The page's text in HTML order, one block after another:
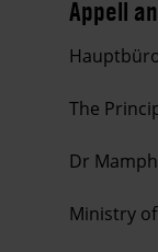
Appell an
The
Dr
Ministry